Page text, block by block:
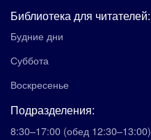
Библиотека для читателей:
Будние дни
Суббота
Воскресенье
Подразделения:
8:30–17:00 (обед 12:30–13:00)